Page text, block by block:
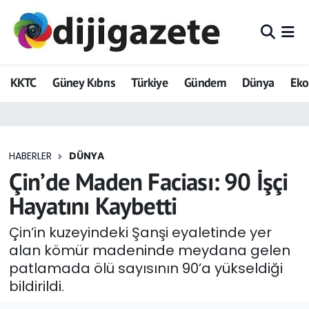
KKTC Güney Kıbrıs Türkiye Gündem Dünya
HABERLER DÜNYA
Çin’de Maden Faciası: 90 İşçi
Hayatını Kaybetti
Çin’in kuzeyindeki Şanşi eyaletinde yer
alan kömür madeninde meydana gelen
patlamada ölü sayısının 90’a yükseldiği
bildirildi.
ADVERTORIAL
Dijigazete
Eğitim
Ekonomi
Foto Galeri
GEZİ
Hava Durumu
Trafik Durumu
Tüm Manşetler
Son Dakika Haberleri
Haber Arşivi